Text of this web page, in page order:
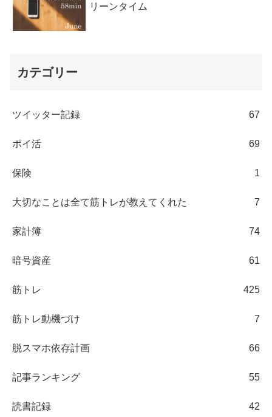
リーンタイム
カテゴリー
ツイッター記録 67
ポイ活 69
保険 1
大切なことは全て筋トレが教えてくれた 7
家計簿 74
暗号資産 61
筋トレ 425
筋トレ動機づけ 7
脱スマホ依存計画 66
記事ランキング 55
読書記録 42